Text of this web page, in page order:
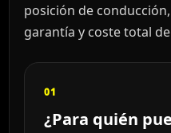
posición de
garantía y coste total
01
¿Para quién